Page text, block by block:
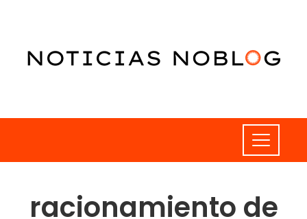
racionamiento de